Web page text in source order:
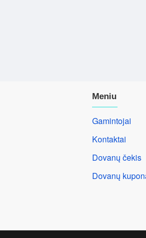
Meniu
Gamintojai
Kontaktai
Dovanų čekis
Dovanų